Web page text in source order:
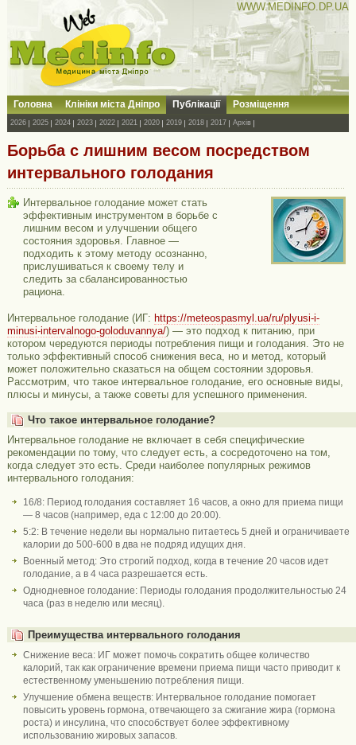
WWW.MEDINFO.DP.UA
Головна Клініки міста Дніпро Публікації Розміщення
2026 2025 2024 2023 2022 2021 2020 2019 2018 2017 Архів
Борьба с лишним весом посредством
интервального голодания
Интервальное голодание может стать
эффективным инструментом в борьбе с
лишним весом и улучшении общего
состояния здоровья. Главное —
подходить к этому методу осознанно,
прислушиваться к своему телу и
следить за сбалансированностью
рациона.
Интервальное голодание (ИГ: https://meteospasmyl.ua/ru/plyusi-i-
minusi-intervalnogo-goloduvannya/) — это подход к питанию, при
котором чередуются периоды потребления пищи и голодания. Это не
только эффективный способ снижения веса, но и метод, который
может положительно сказаться на общем состоянии здоровья.
Рассмотрим, что такое интервальное голодание, его основные виды,
плюсы и минусы, а также советы для успешного применения.
Что такое интервальное голодание?
Интервальное голодание не включает в себя специфические
рекомендации по тому, что следует есть, а сосредоточено на том,
когда следует это есть. Среди наиболее популярных режимов
интервального голодания:
16/8: Период голодания составляет 16 часов, а окно для приема пищи
— 8 часов (например, еда с 12:00 до 20:00).
5:2: В течение недели вы нормально питаетесь 5 дней и ограничиваете
калории до 500-600 в два не подряд идущих дня.
Военный метод: Это строгий подход, когда в течение 20 часов идет
голодание, а в 4 часа разрешается есть.
Однодневное голодание: Периоды голодания продолжительностью 24
часа (раз в неделю или месяц).
Преимущества интервального голодания
Снижение веса: ИГ может помочь сократить общее количество
калорий, так как ограничение времени приема пищи часто приводит к
естественному уменьшению потребления пищи.
Улучшение обмена веществ: Интервальное голодание помогает
повысить уровень гормона, отвечающего за сжигание жира (гормона
роста) и инсулина, что способствует более эффективному
использованию жировых запасов.